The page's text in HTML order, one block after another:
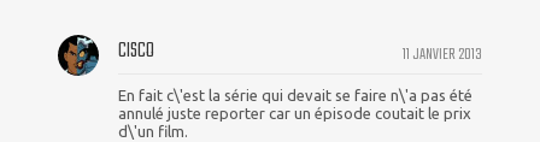
11 JANVIER 2013
CISCO
En fait c\'est la série qui devait se faire n\'a pas été
annulé juste reporter car un épisode coutait le prix
d\'un film.